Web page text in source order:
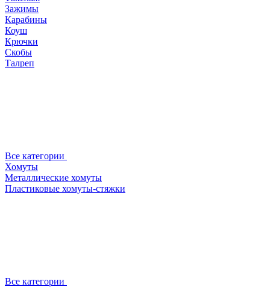
Зажимы
Карабины
Коуш
Крючки
Скобы
Талреп
Все категории
Хомуты
Металлические хомуты
Пластиковые хомуты-стяжки
Все категории